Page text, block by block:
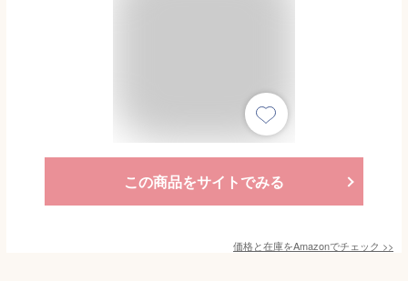
この商品をサイトでみる
価格と在庫をAmazonでチェック >>